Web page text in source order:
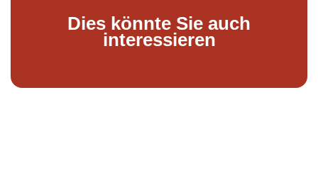
Dies könnte Sie auch
interessieren